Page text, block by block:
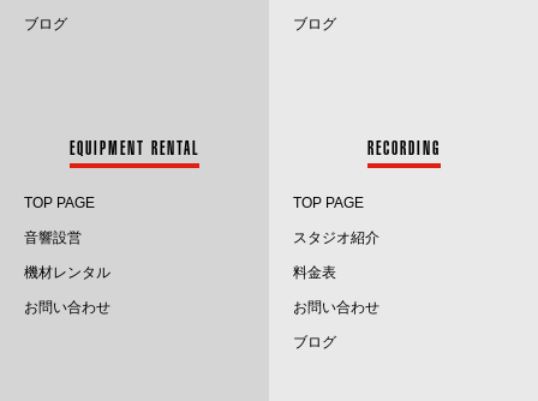
ブログ ブログ
EQUIPMENT RENTAL
TOP PAGE
音響設営
機材レンタル
お問い合わせ
RECORDING
TOP PAGE
スタジオ紹介
料金表
お問い合わせ
ブログ